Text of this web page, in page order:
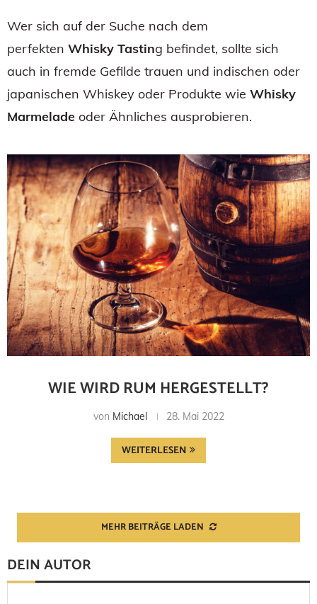
Wer sich auf der Suche nach dem
perfekten Whisky Tasting befindet, sollte sich
auch in fremde Gefilde trauen und indischen oder
japanischen Whiskey oder Produkte wie Whisky
Marmelade oder Ähnliches ausprobieren.
WIE WIRD RUM HERGESTELLT?
von Michael 28. Mai 2022
WEITERLESEN
MEHR BEITRÄGE LADEN
DEIN AUTOR